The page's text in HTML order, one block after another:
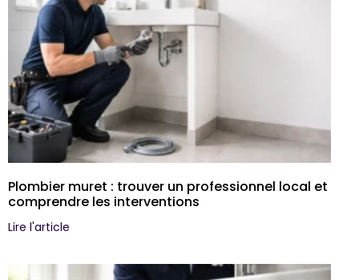
Plombier muret : trouver un professionnel local et
comprendre les interventions
Lire l'article